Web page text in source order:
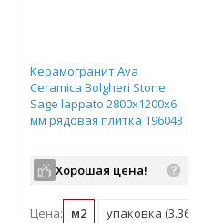
Керамогранит Ava
Ceramica Bolgheri Stone
Sage lappato 2800х1200х6
мм рядовая плитка 196043
Хорошая цена!
Цена: м2 упаковка (3.36 м2)